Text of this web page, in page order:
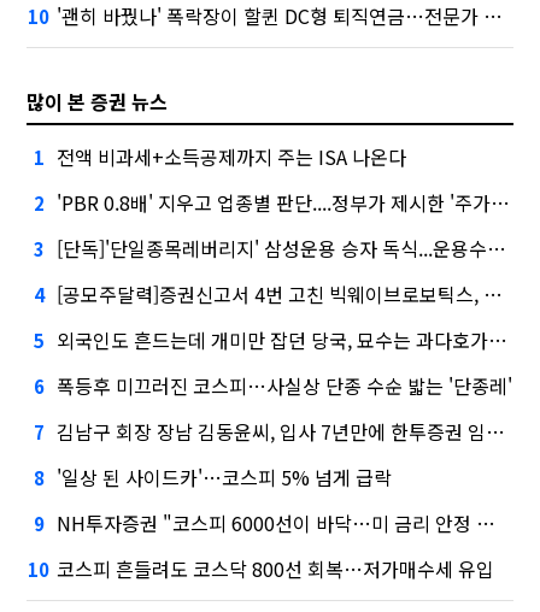
10 '괜히 바꿨나' 폭락장이 할퀸 DC형 퇴직연금…전문가 조언은
많이 본 증권 뉴스
1 전액 비과세+소득공제까지 주는 ISA 나온다
2 'PBR 0.8배' 지우고 업종별 판단....정부가 제시한 '주가 누르기' 방지법
3 [단독]'단일종목레버리지' 삼성운용 승자 독식...운용수익 미래에셋의 6배
4 [공모주달력]증권신고서 4번 고친 빅웨이브로보틱스, 수요예측
5 외국인도 흔드는데 개미만 잡던 당국, 묘수는 과다호가부담금?
6 폭등후 미끄러진 코스피…사실상 단종 수순 밟는 '단종레'
7 김남구 회장 장남 김동윤씨, 입사 7년만에 한투증권 임원 승진
8 '일상 된 사이드카'…코스피 5% 넘게 급락
9 NH투자증권 "코스피 6000선이 바닥…미 금리 안정 후 추가 회복"
10 코스피 흔들려도 코스닥 800선 회복…저가매수세 유입